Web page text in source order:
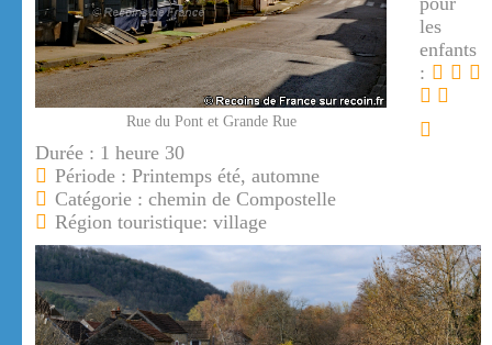
Rue du Pont et Grande Rue
les
enfants
:
Durée : 1 heure 30
Période : Printemps été, automne
Catégorie : chemin de Compostelle
Région touristique: village